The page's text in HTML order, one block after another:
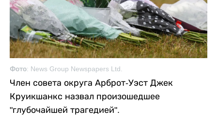
Фото: News Group Newspapers Ltd.
Член совета округа Арброт-Уэст Джек
Круикшанкс назвал произошедшее
"глубочайшей трагедией".